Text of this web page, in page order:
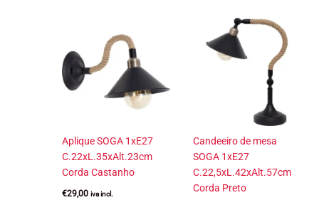
Aplique SOGA 1xE27
C.22xL.35xAlt.23cm
Corda Castanho
€29,00 iva incl.
Candeeiro de mesa
SOGA 1xE27
C.22,5xL.42xAlt.57cm
Corda Preto